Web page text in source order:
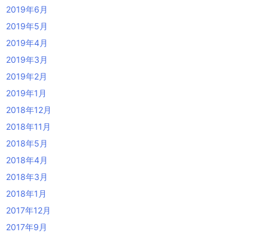
2019年6月
2019年5月
2019年4月
2019年3月
2019年2月
2019年1月
2018年12月
2018年11月
2018年5月
2018年4月
2018年3月
2018年1月
2017年12月
2017年9月